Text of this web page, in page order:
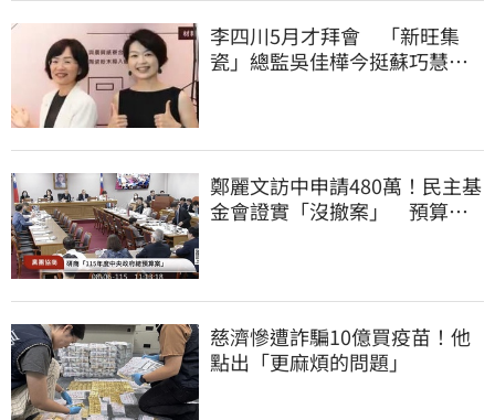
李四川5月才拜會 「新旺集
瓷」總監吳佳樺今挺蘇巧慧：
鄭麗文訪中申請480萬！民主基
金會證實「沒撤案」 預算被
慈濟慘遭詐騙10億買疫苗！他
點出「更麻煩的問題」